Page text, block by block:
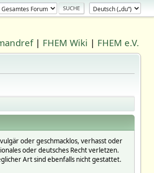
| FHEM Wiki | FHEM e.V.
oder geschmacklos, verhasst oder
oder deutsches Recht verletzen.
Art sind ebenfalls nicht gestattet.